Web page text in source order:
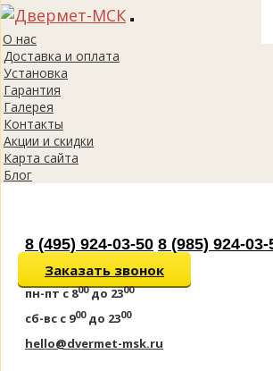
Toggle
О нас
Доставка и оплата
Установка
Гарантия
Галерея
Контакты
Акции и скидки
Карта сайта
Блог
8 (495) 924-03-50 8 (985) 924-03-
Заказать звонок
пн-пт с 800до 2300
сб-вс с 900до 2300
hello@dvermet-msk.ru